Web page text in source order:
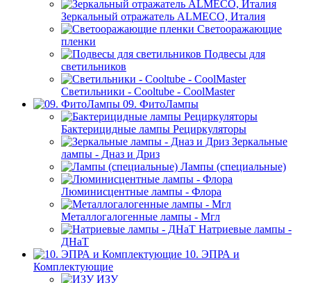
Зеркальный отражатель ALMECO, Италия
Светооражающие
пленки
Подвесы для
светильников
Светильники - Cooltube - CoolMaster
09. ФитоЛампы
Бактерицидные лампы Рециркуляторы
Зеркальные
лампы - Дназ и Дриз
Лампы (специальные)
Люминисцентные лампы - Флора
Металлогалогенные лампы - Мгл
Натриевые лампы -
ДНаТ
10. ЭПРА и
Комплектующие
ИЗУ